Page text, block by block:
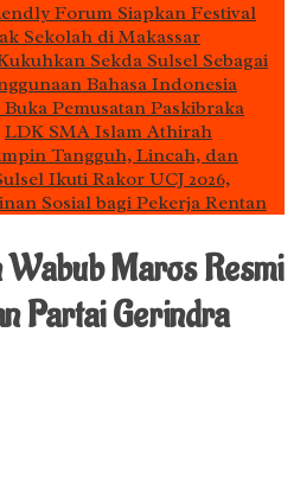
Forum Siapkan Festival
Sekolah di Makassar
Sekda Sulsel Sebagai
Bahasa Indonesia
Pemusatan Paskibraka
LDK SMA Islam Athirah
Tangguh, Lincah, dan
Ikuti Rakor UCJ 2026,
Sosial bagi Pekerja Rentan
Wabub Maros Resmi
Partai Gerindra